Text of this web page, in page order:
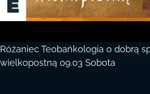
Różaniec Teobańkologia o dobrą
wielkopostną 09.03 Sobota